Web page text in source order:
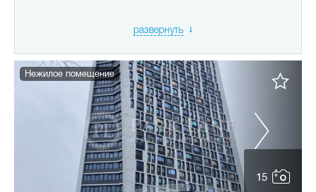
развернуть
15
Нежилое помещение